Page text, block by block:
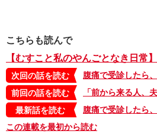
こちらも読んで
【むすこと私のやんごとなき日常】
次回の話を読む
前回の話を読む
最新話を読む
この連載を最初から読む